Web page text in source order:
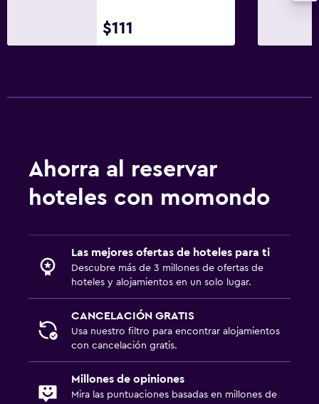
Servicio de planchado
Actividades
Juegos de mesa/rompecabezas
Comidas para niños
$111
Ahorra al reservar
hoteles con momondo
Las mejores ofertas de hoteles para ti
Descubre más de 3 millones de ofertas de
hoteles y alojamientos en un solo lugar.
CANCELACIÓN GRATIS
Usa nuestro filtro para encontrar alojamientos
con cancelación gratis.
Millones de opiniones
Mira las puntuaciones basadas en millones de